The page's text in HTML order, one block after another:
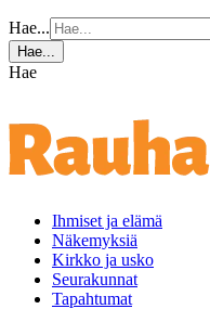
Hae...
Hae...
Hae
Ihmiset ja elämä
Näkemyksiä
Kirkko ja usko
Seurakunnat
Tapahtumat